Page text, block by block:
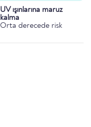
UV ışınlarına maruz
kalma
Orta derecede risk